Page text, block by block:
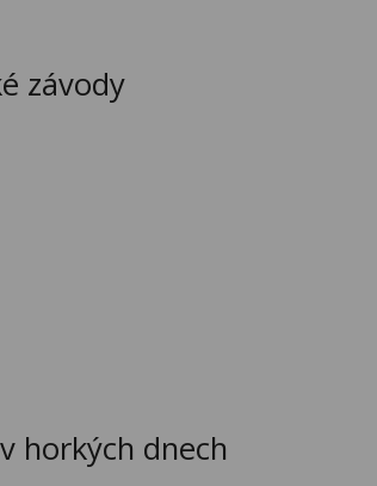
závody
horkých dnech